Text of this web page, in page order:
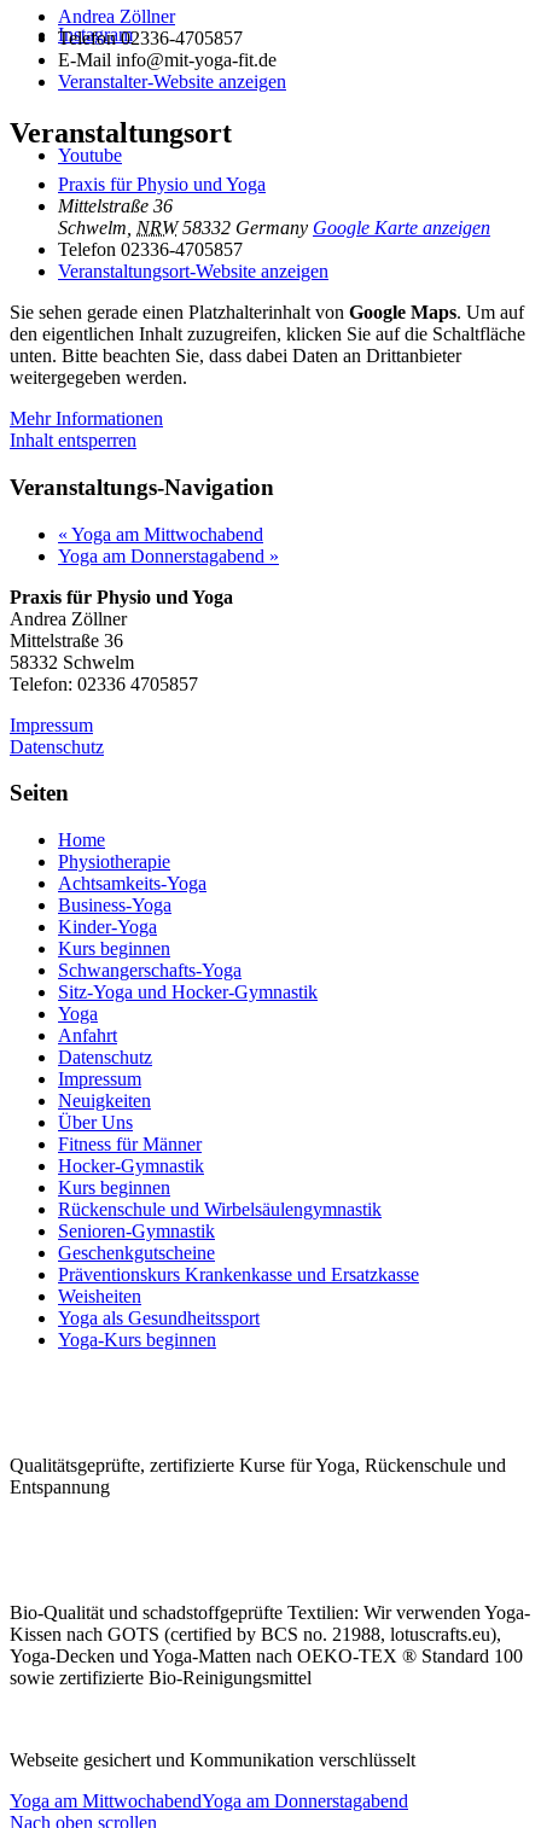
Instagram
Youtube
Andrea Zöllner
Telefon02336-4705857
E-Mail info@mit-yoga-fit.de
Veranstalter-Website anzeigen
Veranstaltungsort
Praxis für Physio und Yoga
Mittelstraße 36
Schwelm NRW 58332 Germany Google Karte anzeigen
Telefon 02336-4705857
Veranstaltungsort-Website anzeigen
Sie sehen gerade einen Platzhalterinhalt von Google Maps. Um auf
den eigentlichen Inhalt zuzugreifen, klicken Sie auf die Schaltfläche
unten. Bitte beachten Sie, dass dabei Daten an Drittanbieter
weitergegeben werden.
Mehr Informationen
Inhalt entsperren
Veranstaltungs-Navigation
« Yoga am Mittwochabend
Yoga am Donnerstagabend »
Praxis für Physio und Yoga
Andrea Zöllner
Mittelstraße 36
58332 Schwelm
Telefon: 02336 4705857
Impressum
Datenschutz
Seiten
Home
Physiotherapie
Achtsamkeits-Yoga
Business-Yoga
Kinder-Yoga
Kurs beginnen
Schwanger­schafts-Yoga
Sitz-Yoga und Hocker-Gymnastik
Yoga
Anfahrt
Datenschutz
Impressum
Neuigkeiten
Über Uns
Fitness für Männer
Hocker-Gymnastik
Kurs beginnen
Rückenschule und Wirbelsäulen­gymnastik
Senioren-Gymnastik
Geschenkgutscheine
Präventionskurs Krankenkasse und Ersatzkasse
Weisheiten
Yoga als Gesundheitssport
Yoga-Kurs beginnen
Qualitäts­geprüfte, zerti­fizierte Kurse für Yoga, Rücken­schule und
Ent­spannung
Bio-Qualität und schad­stoffge­prüfte Tex­tilien: Wir ver­wen­den Yoga-
Kissen nach GOTS (certified by BCS no. 21988, lotuscrafts.eu),
Yoga-Decken und Yoga-Matten nach OEKO-TEX ® Standard 100
sowie zerti­fizierte Bio-Rei­nigungs­mittel
Webseite gesichert und Kommunikation verschlüsselt
Yoga am MittwochabendYoga am Donnerstagabend
Nach oben scrollen